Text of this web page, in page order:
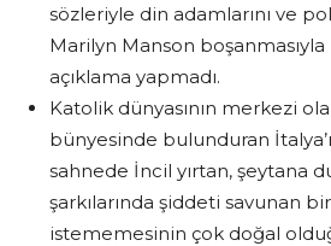
sözleriyle din adamlarını ve
Marilyn Manson
açıklama yapmadı.
Katolik dünyasının merkezi
bünyesinde bulunduran
sahnede İncil yırtan, şeytana
şarkılarında şiddeti savunan bir
istememesinin çok doğal